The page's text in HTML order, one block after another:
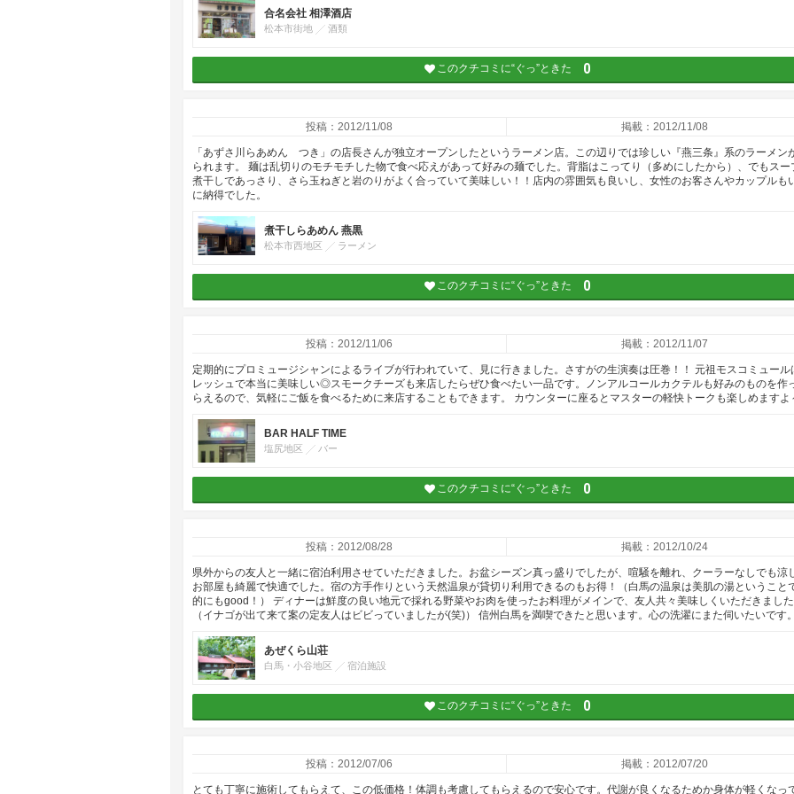
合名会社 相澤酒店
松本市街地 酒類
このクチコミに“ぐっ”ときた 0
投稿：2012/11/08 掲載：2012/11/08
「あずさ川らあめん つき」の店長さんが独立オープンしたというラーメン店。この辺りでは珍しい『燕三条』系のラーメン
られます。 麺は乱切りのモチモチした物で食べ応えがあって好みの麺でした。背脂はこってり（多めにしたから）、でもスー
煮干しであっさり、さら玉ねぎと岩のりがよく合っていて美味しい！！店内の雰囲気も良いし、女性のお客さんやカップルも
に納得でした。
煮干しらあめん 燕黒
松本市西地区 ラーメン
このクチコミに“ぐっ”ときた 0
投稿：2012/11/06 掲載：2012/11/07
定期的にプロミュージシャンによるライブが行われていて、見に行きました。さすがの生演奏は圧巻！！ 元祖モスコミュール
レッシュで本当に美味しい◎スモークチーズも来店したらぜひ食べたい一品です。ノンアルコールカクテルも好みのものを作
らえるので、気軽にご飯を食べるために来店することもできます。 カウンターに座るとマスターの軽快トークも楽しめます
BAR HALF TIME
塩尻地区 バー
このクチコミに“ぐっ”ときた 0
投稿：2012/08/28 掲載：2012/10/24
県外からの友人と一緒に宿泊利用させていただきました。お盆シーズン真っ盛りでしたが、喧騒を離れ、クーラーなしでも涼
お部屋も綺麗で快適でした。宿の方手作りという天然温泉が貸切り利用できるのもお得！（白馬の温泉は美肌の湯ということ
的にもgood！） ディナーは鮮度の良い地元で採れる野菜やお肉を使ったお料理がメインで、友人共々美味しくいただきました
（イナゴが出て来て案の定友人はビビっていましたが(笑)） 信州白馬を満喫できたと思います。心の洗濯にまた伺いたいです。
あぜくら山荘
白馬・小谷地区 宿泊施設
このクチコミに“ぐっ”ときた 0
投稿：2012/07/06 掲載：2012/07/20
とても丁寧に施術してもらえて、この低価格！体調も考慮してもらえるので安心です。代謝が良くなるためか身体が軽くなっ